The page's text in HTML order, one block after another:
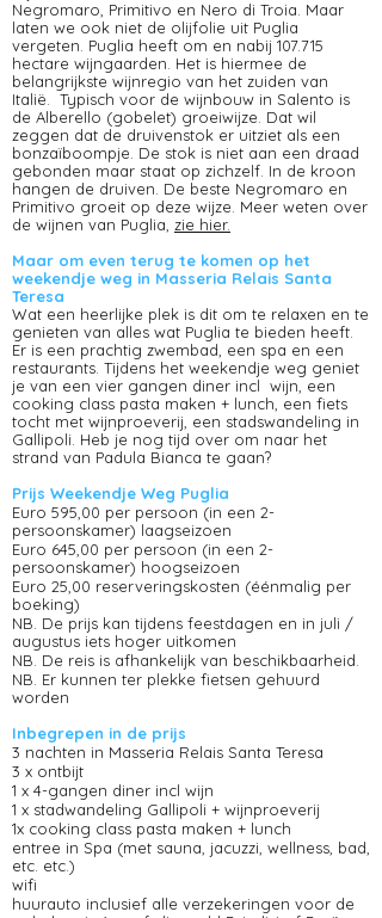
Negromaro, Primitivo en Nero di Troia. Maar
laten we ook niet de olijfolie uit Puglia
vergeten. Puglia heeft om en nabij 107.715
hectare wijngaarden. Het is hiermee de
belangrijkste wijnregio van het zuiden van
Italië. Typisch voor de wijnbouw in Salento is
de Alberello (gobelet) groeiwijze. Dat wil
zeggen dat de druivenstok er uitziet als een
bonzaïboompje. De stok is niet aan een draad
gebonden maar staat op zichzelf. In de kroon
hangen de druiven. De beste Negromaro en
Primitivo groeit op deze wijze. Meer weten over
de wijnen van Puglia, zie hier.
Maar om even terug te komen op het
weekendje weg in Masseria Relais Santa
Teresa
Wat een heerlijke plek is dit om te relaxen en te
genieten van alles wat Puglia te bieden heeft.
Er is een prachtig zwembad, een spa en een
restaurants. Tijdens het weekendje weg geniet
je van een vier gangen diner incl wijn, een
cooking class pasta maken + lunch, een fiets
tocht met wijnproeverij, een stadswandeling in
Gallipoli. Heb je nog tijd over om naar het
strand van Padula Bianca te gaan?
Prijs Weekendje Weg Puglia
Euro 595,00 per persoon (in een 2-
persoonskamer) laagseizoen
Euro 645,00 per persoon (in een 2-
persoonskamer) hoogseizoen
Euro 25,00 reserveringskosten (éénmalig per
boeking)
NB. De prijs kan tijdens feestdagen en in juli /
augustus iets hoger uitkomen
NB. De reis is afhankelijk van beschikbaarheid.
NB. Er kunnen ter plekke fietsen gehuurd
worden
Inbegrepen in de prijs
3 nachten in Masseria Relais Santa Teresa
3 x ontbijt
1 x 4-gangen diner incl wijn
1 x stadwandeling Gallipoli + wijnproeverij
1x cooking class pasta maken + lunch
entree in Spa (met sauna, jacuzzi, wellness, bad,
etc. etc.)
wifi
huurauto inclusief alle verzekeringen voor de